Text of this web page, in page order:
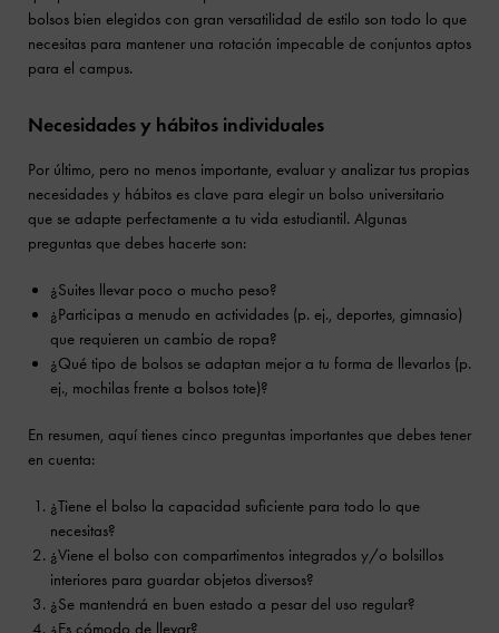
bolsos bien elegidos con gran versatilidad de estilo son todo lo que
necesitas para mantener una rotación impecable de conjuntos aptos
para el campus.
Necesidades y hábitos individuales
Por último, pero no menos importante, evaluar y analizar tus propias
necesidades y hábitos es clave para elegir un bolso universitario
que se adapte perfectamente a tu vida estudiantil. Algunas
preguntas que debes hacerte son:
¿Suites llevar poco o mucho peso?
¿Participas a menudo en actividades (p. ej., deportes, gimnasio)
que requieren un cambio de ropa?
¿Qué tipo de bolsos se adaptan mejor a tu forma de llevarlos (p.
ej., mochilas frente a bolsos tote)?
En resumen, aquí tienes cinco preguntas importantes que debes tener
en cuenta:
¿Tiene el bolso la capacidad suficiente para todo lo que
necesitas?
¿Viene el bolso con compartimentos integrados y/o bolsillos
interiores para guardar objetos diversos?
¿Se mantendrá en buen estado a pesar del uso regular?
¿Es cómodo de llevar?